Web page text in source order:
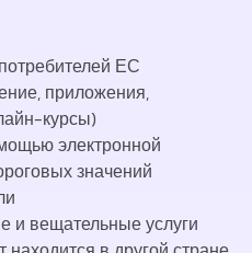
ЕС
приложения,
курсы)
электронной
значений
и вещательные услуги